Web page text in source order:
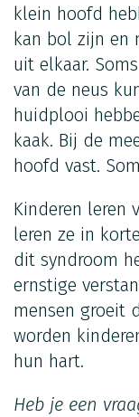
klein hoofd
kan bol zijn en
uit elkaar. Soms
van de neus
huidplooi
kaak. Bij de
hoofd vast.
Kinderen leren
leren ze in
dit syndroom
ernstige
mensen groeit
worden
hun hart.
Heb je een